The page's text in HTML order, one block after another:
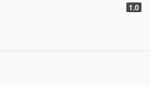
1.0